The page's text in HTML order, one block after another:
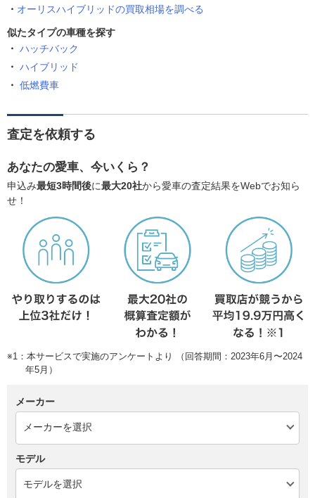
オーリスハイブリッドの買取相場を調べる
似たタイプの車種を探す
ハッチバック
ハイブリッド
低燃費車
査定を依頼する
あなたの愛車、今いくら？
申込み最短3時間後に最大20社から愛車の査定結果をWebでお知ら
せ！
※1：本サービスで実施のアンケートより （回答期間：2023年6月〜2024
年5月）
メーカー
モデル